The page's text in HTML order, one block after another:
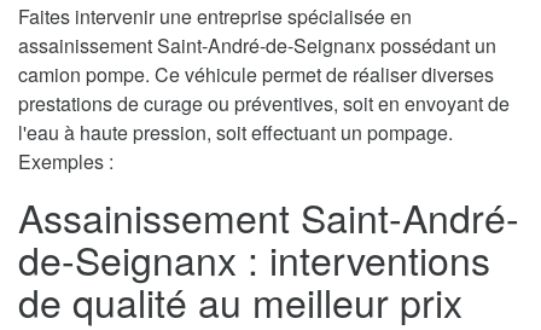
Faites intervenir une entreprise spécialisée en
assainissement Saint-André-de-Seignanx possédant un
camion pompe. Ce véhicule permet de réaliser diverses
prestations de curage ou préventives, soit en envoyant de
l'eau à haute pression, soit effectuant un pompage.
Exemples :
Assainissement Saint-André-
de-Seignanx : interventions
de qualité au meilleur prix